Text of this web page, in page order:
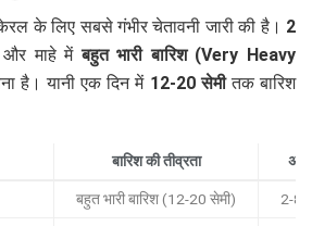
के लिए सबसे गंभीर चेतावनी जारी की है। 2
माहे मेंबहुत भारी बारिश (Very Heavy
है। यानी एक दिन में 12-20 सेमीतक बारिश
बारिश की तीव्रता
बहुत भारी बारिश (12-20 सेमी) 2-8